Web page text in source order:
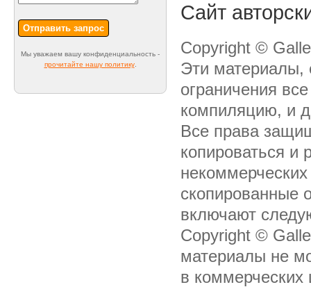
Сайт
Copyright ©
Эти материалы,
ограничения
компиляцию, и
Все права
копироваться и
скопированные
включают
Copyright ©
материалы не
в коммерческих
Отправить запрос
Мы уважаем вашу конфиденциальность -
прочитайте нашу политику.